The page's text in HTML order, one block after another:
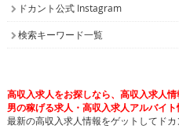
高収入求人をお探しなら、高収入求人情
高収入バイトの求人情報ならお任せく
ドカントでは、エリア別・業種別に高収入バイ